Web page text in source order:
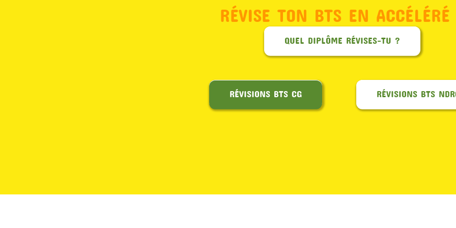
RÉVISE TON BTS EN
QUEL DIPLÔME RÉVISES-TU ?
RÉVISIONS BTS CG RÉVISIONS BTS